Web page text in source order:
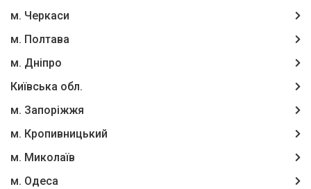
м. Черкаси
м. Полтава
м. Дніпро
Київська обл.
м. Запоріжжя
м. Кропивницький
м. Миколаїв
м. Одеса